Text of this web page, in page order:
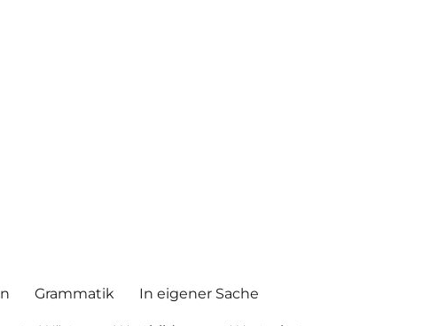
Grammatik In eigener Sache